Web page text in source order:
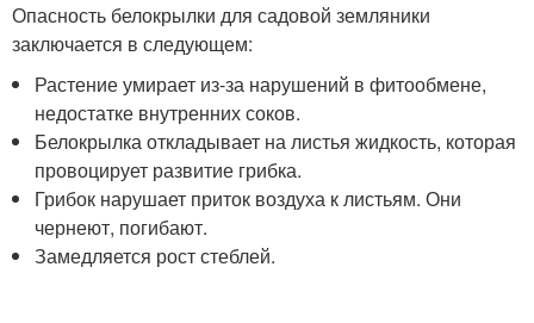
Опасность белокрылки для садовой земляники
заключается в следующем:
Растение умирает из-за нарушений в фитообмене,
недостатке внутренних соков.
Белокрылка откладывает на листья жидкость, которая
провоцирует развитие грибка.
Грибок нарушает приток воздуха к листьям. Они
чернеют, погибают.
Замедляется рост стеблей.